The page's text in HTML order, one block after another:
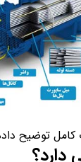
کامل توضیح
دارد؟